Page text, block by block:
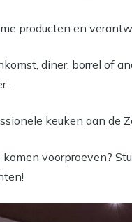
producten en
diner, borrel of
keuken aan de
voorproeven?